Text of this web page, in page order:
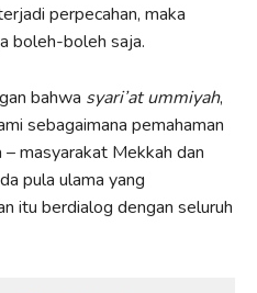
perpecahan, maka
boleh-boleh saja.
bahwa syari’at ummiyah,
sebagaimana pemahaman
masyarakat Mekkah dan
pula ulama yang
itu berdialog dengan seluruh